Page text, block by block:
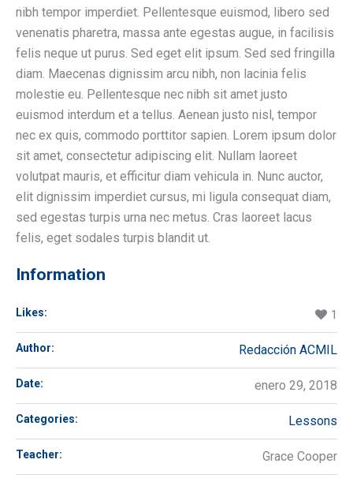
nibh tempor imperdiet. Pellentesque euismod, libero sed
venenatis pharetra, massa ante egestas augue, in facilisis
felis neque ut purus. Sed eget elit ipsum. Sed sed fringilla
diam. Maecenas dignissim arcu nibh, non lacinia felis
molestie eu. Pellentesque nec nibh sit amet justo
euismod interdum et a tellus. Aenean justo nisl, tempor
nec ex quis, commodo porttitor sapien. Lorem ipsum dolor
sit amet, consectetur adipiscing elit. Nullam laoreet
volutpat mauris, et efficitur diam vehicula in. Nunc auctor,
elit dignissim imperdiet cursus, mi ligula consequat diam,
sed egestas turpis urna nec metus. Cras laoreet lacus
felis, eget sodales turpis blandit ut.
Information
Likes: 1
Author: Redacción ACMIL
Date: enero 29, 2018
Categories: Lessons
Teacher: Grace Cooper